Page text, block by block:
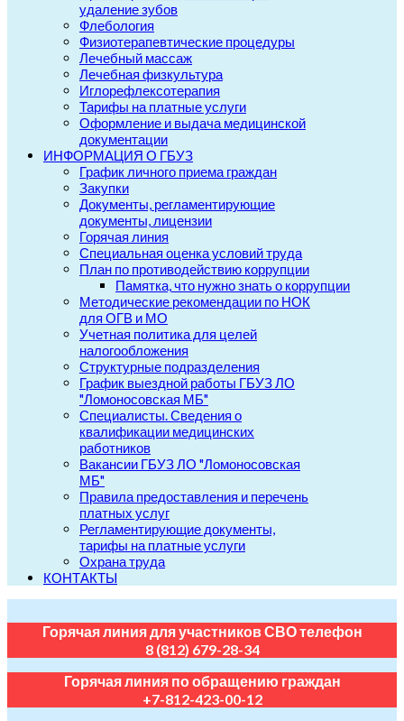
удаление зубов
Флебология
Физиотерапевтические процедуры
Лечебный массаж
Лечебная физкультура
Иглорефлексотерапия
Тарифы на платные услуги
Оформление и выдача медицинской
документации
ИНФОРМАЦИЯ О ГБУЗ
График личного приема граждан
Закупки
Документы, регламентирующие
документы, лицензии
Горячая линия
Специальная оценка условий труда
План по противодействию коррупции
Памятка, что нужно знать о коррупции
Методические рекомендации по НОК
для ОГВ и МО
Учетная политика для целей
налогообложения
Структурные подразделения
График выездной работы ГБУЗ ЛО
"Ломоносовская МБ"
Специалисты. Сведения о
квалификации медицинских
работников
Вакансии ГБУЗ ЛО "Ломоносовская
МБ"
Правила предоставления и перечень
платных услуг
Регламентирующие документы,
тарифы на платные услуги
Охрана труда
КОНТАКТЫ
Горячая линия для участников СВО телефон
8 (812) 679-28-34
Горячая линия по обращению граждан
+7-812-423-00-12